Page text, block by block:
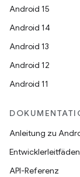
Android 15
Android 14
Android 13
Android 12
Android 11
Anleitung zu
Entwicklerleitfäden
API-Referenz